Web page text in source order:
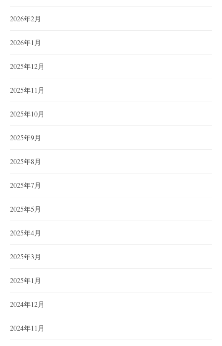
2026年2月
2026年1月
2025年12月
2025年11月
2025年10月
2025年9月
2025年8月
2025年7月
2025年5月
2025年4月
2025年3月
2025年1月
2024年12月
2024年11月